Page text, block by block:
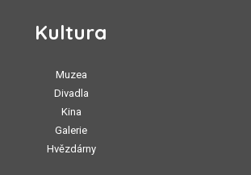
Kultura
Muzea
Divadla
Kina
Galerie
Hvězdárny